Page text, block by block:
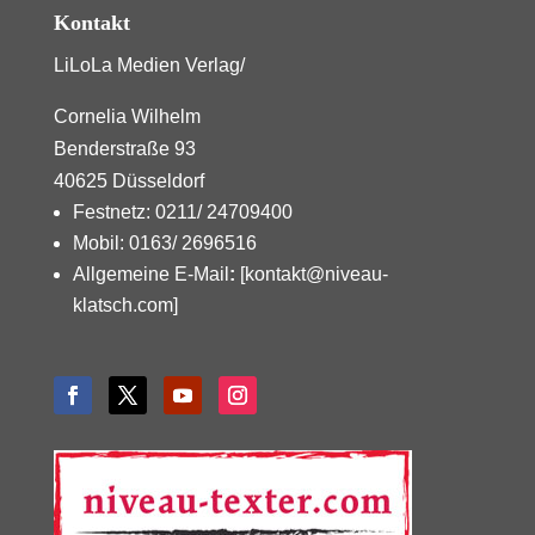
Kontakt
LiLoLa Medien Verlag/
Cornelia Wilhelm
Benderstraße 93
40625 Düsseldorf
Festnetz: 0211/ 24709400
Mobil: 0163/ 2696516
Allgemeine E-Mail : [kontakt@niveau-
klatsch.com]